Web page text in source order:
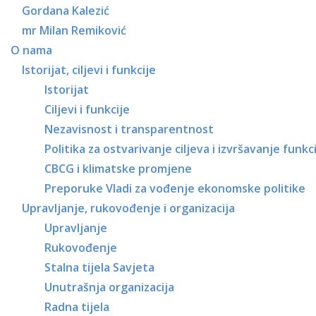
Gordana Kalezić
mr Milan Remiković
O nama
Istorijat, ciljevi i funkcije
Istorijat
Ciljevi i funkcije
Nezavisnost i transparentnost
Politika za ostvarivanje ciljeva i izvršavanje
CBCG i klimatske promjene
Preporuke Vladi za vođenje ekonomske politike
Upravljanje, rukovođenje i organizacija
Upravljanje
Rukovođenje
Stalna tijela Savjeta
Unutrašnja organizacija
Radna tijela